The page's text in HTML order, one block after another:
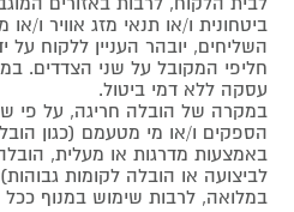
ביטחונית ו/או תנאי מזג אוויר ו/
השליחים, יובהר העניין ללקוח על
חליפי המקובל על שני הצדדים.
עסקה ללא דמי ביטול.
במקרה של הובלה חריגה, על פי
הספקים ו/או מי מטעמם (כגון
באמצעות מדרגות או מעלית,
לביצועה או הובלה לקומות
במלואה, לרבות שימוש במנוף ככל